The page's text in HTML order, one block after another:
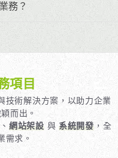
務？
項目
技術解決方案，以助力企業
而出。
、網站架設與系統開發，全
需求。